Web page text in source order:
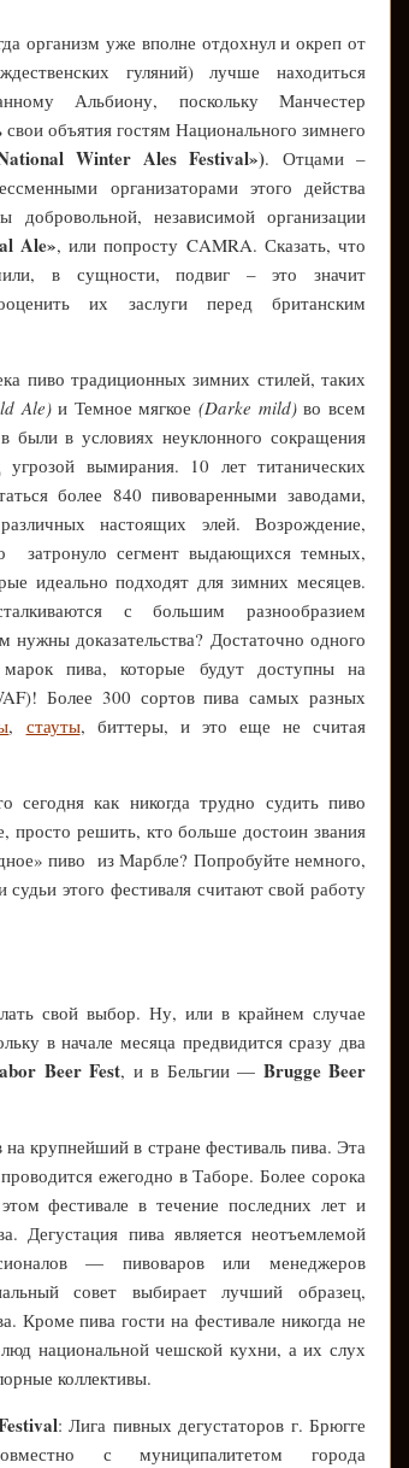
организм уже вполне отдохнул и окреп от
гуляний) лучше находиться
Альбиону, поскольку Манчестер
свои объятия гостям Национального зимнего
Winter Ales Festival»). Отцами –
организаторами этого действа
добровольной, независимой организации
Ale», или попросту CAMRA. Сказать, что
в сущности, подвиг – это значит
их заслуги перед британским
пиво традиционных зимних стилей, таких
Ale)и Темное мягкое(Darke mild)во всем
были в условиях неуклонного сокращения
угрозой вымирания. 10 лет титанических
более 840 пивоваренными заводами,
настоящих элей. Возрождение,
затронуло сегмент выдающихся темных,
идеально подходят для зимних месяцев.
с большим разнообразием
доказательства? Достаточно одного
пива, которые будут доступны на
Более 300 сортов пива самых разных
, стауты, биттеры, и это еще не считая
сегодня как никогда трудно судить пиво
просто решить, кто больше достоин звания
пиво из Марбле? Попробуйте немного,
этого фестиваля считают свой работу
свой выбор. Ну, или в крайнем случае
в начале месяца предвидится сразу два
Beer Fest, и в Бельгии — Brugge Beer
крупнейший в стране фестиваль пива. Эта
ежегодно в Таборе. Более сорока
фестивале в течение последних лет и
Дегустация пива является неотъемлемой
— пивоваров или менеджеров
совет выбирает лучший образец,
Кроме пива гости на фестивале никогда не
национальной чешской кухни, а их слух
коллективы.
: Лига пивных дегустаторов г. Брюгге
с муниципалитетом города